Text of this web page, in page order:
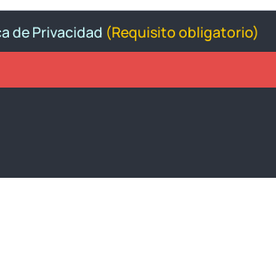
de Privacidad (Requisito obligatorio)